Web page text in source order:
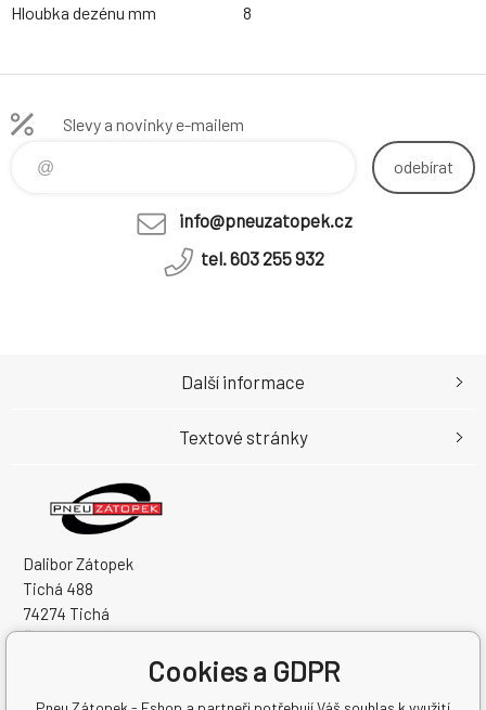
Hloubka dezénu mm
8
Slevy a novinky e-mailem
odebírat
info@pneuzatopek.cz
tel. 603 255 932
Dalibor Zátopek
Tichá 488
74274 Tichá
Česká Republika
DIČ: CZ7504094994
Další informace
Textové stránky
Cookies a GDPR